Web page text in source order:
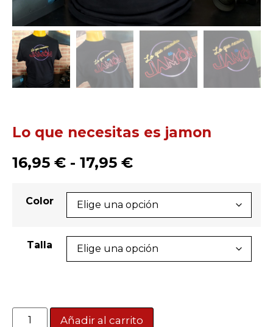
Lo que necesitas es jamon
16,95 € - 17,95 €
Color
Talla
Añadir al carrito